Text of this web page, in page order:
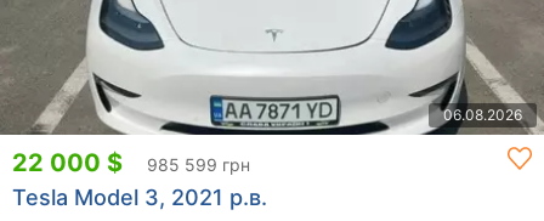
06.08.2026
22 000 $ 985 599 грн
Tesla Model 3, 2021 р.в.